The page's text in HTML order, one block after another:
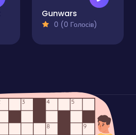
Gunwars
0 (0 Голосів)